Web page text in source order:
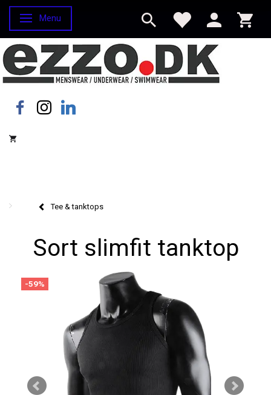
Skifte navigation
Menu
Tee & tanktops
Sort slimfit tanktop
-59%